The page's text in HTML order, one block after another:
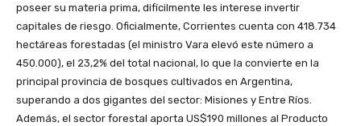
poseer su materia prima, difícilmente les interese invertir
capitales de riesgo. Oficialmente, Corrientes cuenta con 418.734
hectáreas forestadas (el ministro Vara elevó este número a
450.000), el 23,2% del total nacional, lo que la convierte en la
principal provincia de bosques cultivados en Argentina,
superando a dos gigantes del sector: Misiones y Entre Ríos.
Además, el sector forestal aporta US$190 millones al Producto